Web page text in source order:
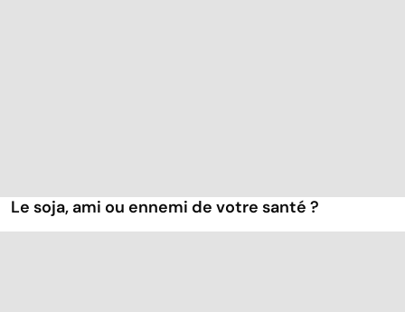
Le soja, ami ou ennemi de votre santé ?